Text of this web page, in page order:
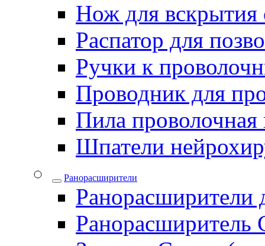
Нож для вскрытия
Распатор для
Ручки к
Проводник для
Пила проволочная
Шпатели
Ранорасширители
Ранорасширители
Ранорасширитель